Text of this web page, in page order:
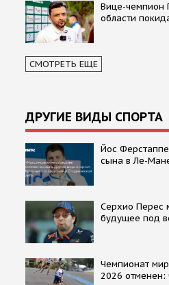
Вице-чемпион
области
СМОТРЕТЬ ЕЩЕ
ДРУГИЕ ВИДЫ СПОРТА
Йос
сына в Ле-
Серхио Перес
будущее под
Чемпионат
2026 отменен: